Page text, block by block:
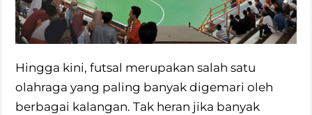
Hingga kini, futsal merupakan salah satu
olahraga yang paling banyak digemari oleh
berbagai kalangan. Tak heran jika banyak